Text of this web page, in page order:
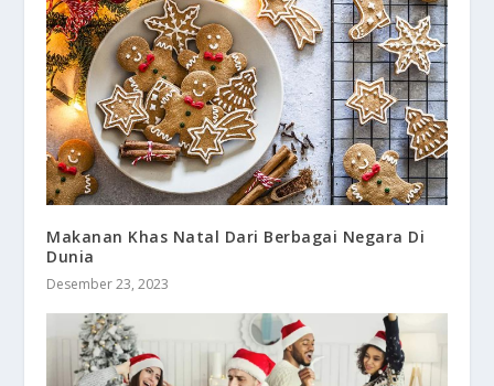
Makanan Khas Natal Dari Berbagai Negara Di
Dunia
Desember 23, 2023